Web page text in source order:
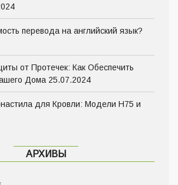
перевода на английский язык?
от Протечек: Как Обеспечить
Дома 25.07.2024
для Кровли: Модели Н75 и
АРХИВЫ